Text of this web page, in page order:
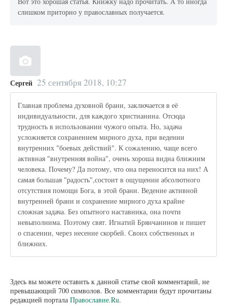
слишком приторно у православных получается.
Сергей 25 сентября 2018, 10:27
Главная проблема духовной брани, заключается в её
индивидуальности, для каждого христианина. Отсюда
трудность в использовании чужого опыта. Но, задача
усложняется сохранением мирного духа, при ведении
внутренних "боевых действий". К сожалению, чаще всего
активная "внутренняя война", очень хороша видна ближним
человека. Почему? Да потому, что она переносится на них! А
самая большая "радость",состоит в ощущении абсолютного
отсутствия помощи Бога, в этой брани. Ведение активной
внутренней брани и сохранение мирного духа крайне
сложная задача. Без опытного наставника, она почти
невыполнима. Поэтому свят. Игнатий Брянчанинов и пишет
о спасении, через несение скорбей. Своих собственных и
ближних.
Здесь вы можете оставить к данной статье свой комментарий, не
превышающий 700 символов. Все комментарии будут прочитаны
редакцией портала Православие.Ru.